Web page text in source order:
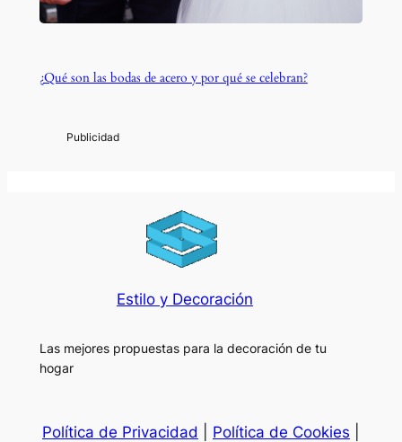
¿Qué son las bodas de acero y por qué se celebran?
Estilo y Decoración
Las mejores propuestas para la decoración de tu
hogar
Política de Privacidad Política de Cookies